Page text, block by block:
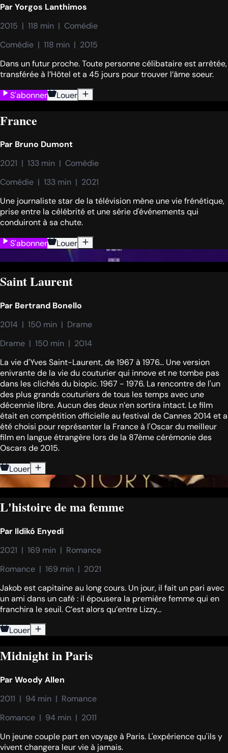
ParYorgos Lanthimos
2015  |  118 min  |  Comédie
Comédie  |  118 min  |  2015
Dans un futur proche. Toute personne célibataire est arrêtée,
transférée à l’Hôtel et a 45 jours pour trouver l’âme soeur.
S'abonner
Louer
France
Par Bruno Dumont
2021  |  133 min  |  Comédie
Comédie  |  133 min  |  2021
Une journaliste star de la télévision mène une vie frénétique,
prise entre la célébrité et une série d'événements qui
conduiront à sa chute.
S'abonner
Louer
Saint Laurent
Par Bertrand Bonello
2014  |  150 min  |  Drame
Drame  |  150 min  |  2014
La vie d'Yves Saint-Laurent, de 1967 à 1976... Une version
enivrante de la vie du couturier qui innove et ne tombe pas
dans les clichés du biopic. 1967 - 1976. La rencontre de l'un
des plus grands couturiers de tous les temps avec une
décennie libre. Aucun des deux n’en sortira intact. Le film
était en compétition officielle au festival de Cannes 2014 et a
été choisi pour représenter la France à l'Oscar du meilleur
film en langue étrangère lors de la 87ème cérémonie des
Oscars de 2015.
Louer
L'histoire de ma femme
Par Ildikó Enyedi
2021  |  169 min  |  Romance
Romance  |  169 min  |  2021
Jakob est capitaine au long cours. Un jour, il fait un pari avec
un ami dans un café : il épousera la première femme qui en
franchira le seuil. C’est alors qu’entre Lizzy...
Louer
Midnight in Paris
ParWoody Allen
2011  |  94 min  |  Romance
Romance  |  94 min  |  2011
Un jeune couple part en voyage à Paris. L'expérience qu'ils y
vivent changera leur vie à jamais.